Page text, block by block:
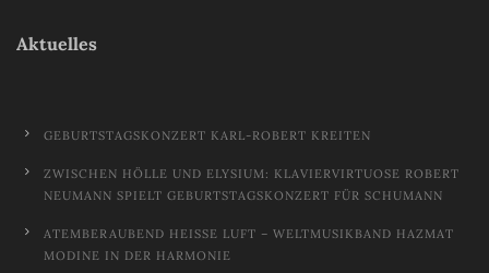
Aktuelles
GEBURTSTAGSKONZERT KARL-ROBERT KREITEN
ZWISCHEN HÖLLE UND ELYSIUM: KLAVIERVIRTUOSE ROBERT
NEUMANN SPIELT GEBURTSTAGSKONZERT FÜR SCHUMANN
ATEMBERAUBEND HEISSE LUFT – WELTMUSIKBAND HAZMAT M
ODINE IN DER HARMONIE